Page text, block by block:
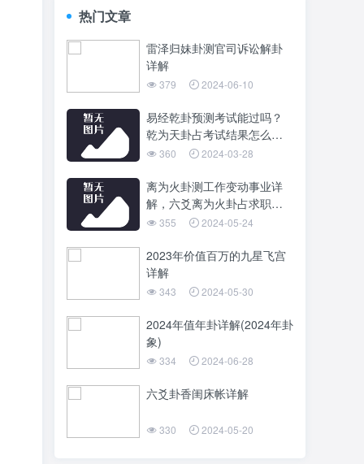
热门文章
雷泽归妹卦测官司诉讼解卦
详解
379 2024-06-10
易经乾卦预测考试能过吗？
乾为天卦占考试结果怎么
样？360 2024-03-28
离为火卦测工作变动事业详
解，六爻离为火卦占求职考
试解卦吉凶
355 2024-05-24
2023年价值百万的九星飞宫
详解
343 2024-05-30
2024年值年卦详解(2024年卦
象)
334 2024-06-28
六爻卦香闺床帐详解
330 2024-05-20